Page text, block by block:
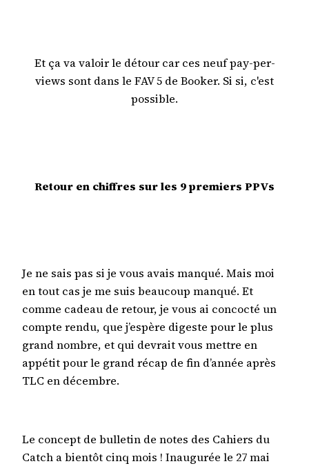
Et ça va valoir le détour car ces neuf pay-per-
views sont dans le FAV 5 de Booker. Si si, c'est
possible.
Retour en chiffres sur les 9 premiers PPVs
Je ne sais pas si je vous avais manqué. Mais moi
en tout cas je me suis beaucoup manqué. Et
comme cadeau de retour, je vous ai concocté un
compte rendu, que j’espère digeste pour le plus
grand nombre, et qui devrait vous mettre en
appétit pour le grand récap de fin d’année après
TLC en décembre.
Le concept de bulletin de notes des Cahiers du
Catch a bientôt cinq mois ! Inaugurée le 27 mai